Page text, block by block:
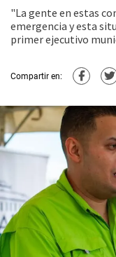
"La gente en estas
emergencia y esta
primer ejecutivo
Compartir en: